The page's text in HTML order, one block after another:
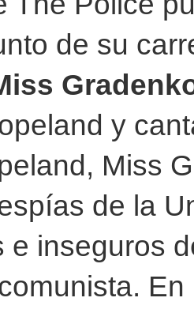
de su
y
Miss
de la
e inseguros